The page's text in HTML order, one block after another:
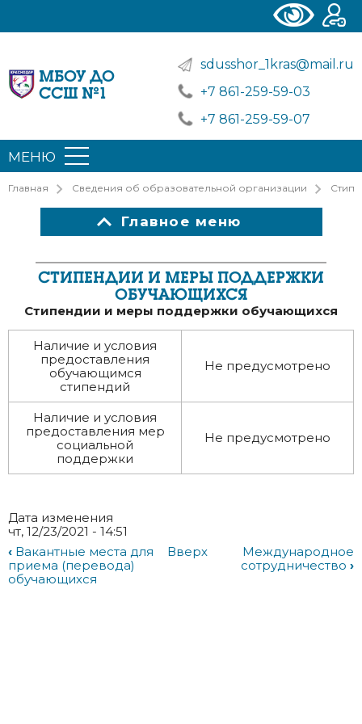
МБОУ ДО
ССШ №1
sdusshor_1kras@mail.ru
+7 861-259-59-03
+7 861-259-59-07
МЕНЮ
Главная Сведения об образовательной организации
СТИПЕНДИИ И МЕРЫ ПОДДЕРЖКИ
ОБУЧАЮЩИХСЯ
Стипендии и меры поддержки обучающихся
Наличие и условия
предоставления
обучающимся
стипендий
Не предусмотрено
Наличие и условия
предоставления мер
социальной
поддержки
Не предусмотрено
Дата изменения
чт, 12/23/2021 - 14:51
‹ Вакантные места для
приема (перевода)
обучающихся
Вверх
Международное
сотрудничество ›
Главное меню